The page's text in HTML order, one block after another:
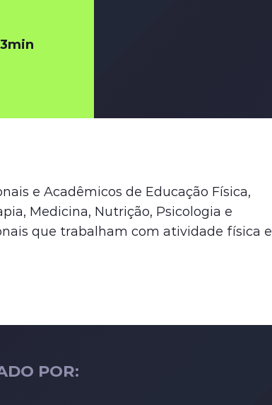
e Acadêmicos de Educação Física,
Medicina, Nutrição, Psicologia e
que trabalham com atividade física e
POR: